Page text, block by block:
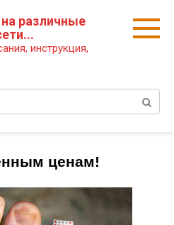
различные
инструкция,
ценам!